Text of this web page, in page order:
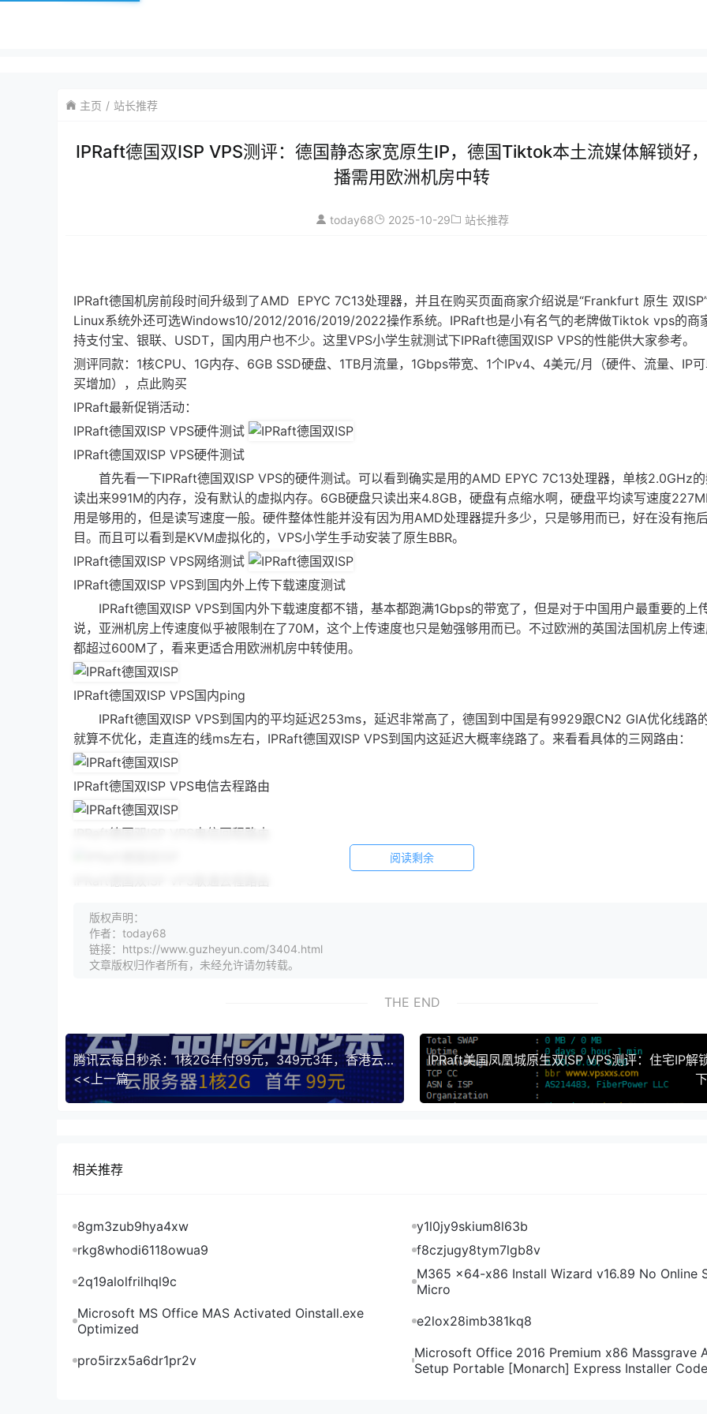
主页 站长推荐
IPRaft德国双ISP VPS测评：德国静态家宽原生IP，德国Tiktok本土流媒体解锁好
播需用欧洲机房中转
today68 2025-10-29 站长推荐
IPRaft德国机房前段时间升级到了AMD EPYC 7C13处理器，并且在购买页面商家介绍说是“Frankfurt 原生 双
Linux系统外还可选Windows10/2012/2016/2019/2022操作系统。IPRaft也是小有名气的老牌做Tiktok vps的商
持支付宝、银联、USDT，国内用户也不少。这里VPS小学生就测试下IPRaft德国双ISP VPS的性能供大家参考。
测评同款：1核CPU、1G内存、6GB SSD硬盘、1TB月流量，1Gbps带宽、1个IPv4、4美元/月（硬件、流量、IP
买增加），点此购买
IPRaft最新促销活动：
IPRaft德国双ISP VPS硬件测试
IPRaft德国双ISP VPS硬件测试
首先看一下IPRaft德国双ISP VPS的硬件测试。可以看到确实是用的AMD EPYC 7C13处理器，单核2.0GHz的
读出来991M的内存，没有默认的虚拟内存。6GB硬盘只读出来4.8GB，硬盘有点缩水啊，硬盘平均读写速度
用是够用的，但是读写速度一般。硬件整体性能并没有因为用AMD处理器提升多少，只是够用而已，好在没有拖
目。而且可以看到是KVM虚拟化的，VPS小学生手动安装了原生BBR。
IPRaft德国双ISP VPS网络测试
IPRaft德国双ISP VPS到国内外上传下载速度测试
IPRaft德国双ISP VPS到国内外下载速度都不错，基本都跑满1Gbps的带宽了，但是对于中国用户最重要的上
说，亚洲机房上传速度似乎被限制在了70M，这个上传速度也只是勉强够用而已。不过欧洲的英国法国机房上传
都超过600M了，看来更适合用欧洲机房中转使用。
IPRaft德国双ISP VPS国内ping
IPRaft德国双ISP VPS到国内的平均延迟253ms，延迟非常高了，德国到中国是有9929跟CN2 GIA优化线路
就算不优化，走直连的线ms左右，IPRaft德国双ISP VPS到国内这延迟大概率绕路了。来看看具体的三网路由：
IPRaft德国双ISP VPS电信去程路由
IPRaft德国双ISP VPS电信回程路由
IPRaft德国双ISP VPS联通回程路由
IPRaft德国双ISP VPS移动去程路由
可以看到，IPRaft德国双ISP VPS电信去程是先到荷兰然后到德国，算是直连吧，，回程还是从荷兰机房直连回
是很多荷兰机房服务器都是从德国过去的，这里倒反天罡了；联通去程绕到美国，延迟就很高了，回程大多从德
程还不错；移动去程直连德国机房，回程还是从德国机房直连回程。三网路由其实还行，除了联通去程绕美国，剩
往返都是直连。
IPRaft德国双ISP VPS流媒体解锁能力测试
至少VPS小学生随机开通的这台IPRaft德国双ISP VPS确实是德国原生IP，能原生解锁德国Tiktok、德国
测试的德国本土流媒体，大家可以看下有没有自己需要的解锁能力。
IPRaft德国双ISP VPS ipinfo.io是否住宅IP检测
阅读剩余
版权声明：
作者：today68
链接：https://www.guzheyun.com/3404.html
文章版权归作者所有，未经允许请勿转载。
THE END
腾讯云每日秒杀：1核2G年付99元，349元3年，香港云服务器249元年，无需备案
<<上一篇
相关推荐
8gm3zub9hya4xw
y1l0jy9skium8l63b
rkg8whodi6118owua9
f8czjugy8tym7lgb8v
2q19alolfrilhql9c
M365 x64-x86 Install Wizard v16.89 No Online
Micro
Microsoft MS Office MAS Activated Oinstall.exe
Optimized
e2lox28imb381kq8
pro5irzx5a6dr1pr2v
Microsoft Office 2016 Premium x86 Massgrave
Setup Portable [Monarch] Express Installer Code